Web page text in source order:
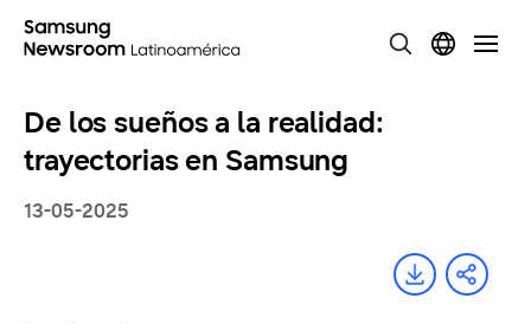
De los sueños a la realidad:
trayectorias en Samsung
13-05-2025